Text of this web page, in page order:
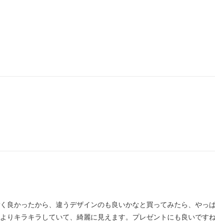
かったから、違うデザインのも良いかなと買ってみたら、やっぱ
キラキラしていて、綺麗に見えます。プレゼントにも良いですね